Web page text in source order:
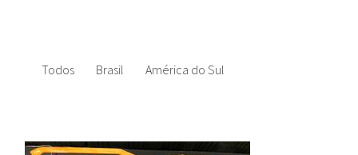
Todos Brasil América do Sul